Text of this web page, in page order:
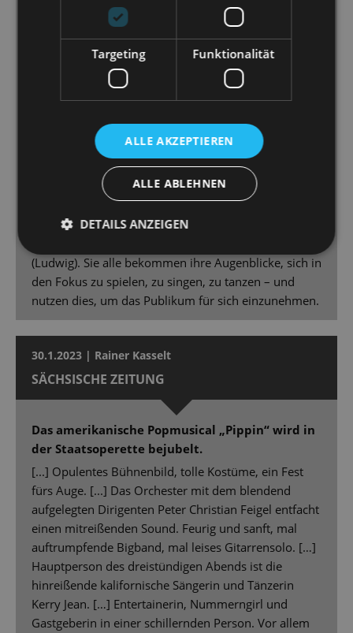
kann sich aber auch zurücknehmen. […]
Mit Gero Wendorff hat das Ensemble einen Tenor in
seinen Reihen, der die gesanglichen Hürden der
Titelfigur mühelos nimmt. Sein Traum vom Himmel
„A Corner of the Sky“ – klassischer Musical-I-Want-
unheimlicher Präzision, mal hämmernd, mal
streichelnd, setzt Gast Kerry Jean jeden Tanzschritt
auf den Bühnenboden, ohne an stimmlicher Kraft zu
verlieren. […] Auch die Nebenrollen sind formidabel
ausgefüllt mit Marcus Günzel (Karl der Große) und
Silke Richter (Fastrada), Bettina Weichert (Bertha),
(Ludwig). Sie alle bekommen ihre Augenblicke, sich in
den Fokus zu spielen, zu singen, zu tanzen – und
nutzen dies, um das Publikum für sich einzunehmen.
30.1.2023 | Rainer Kasselt
SÄCHSISCHE ZEITUNG
Das amerikanische Popmusical „Pippin“ wird in
der Staatsoperette bejubelt.
[...] Opulentes Bühnenbild, tolle Kostüme, ein Fest
fürs Auge. [...] Das Orchester mit dem blendend
aufgelegten Dirigenten Peter Christian Feigel entfacht
einen mitreißenden Sound. Feurig und sanft, mal
auftrumpfende Bigband, mal leises Gitarrensolo. […]
Hauptperson des dreistündigen Abends ist die
hinreißende kalifornische Sängerin und Tänzerin
Kerry Jean. […] Entertainerin, Nummerngirl und
Gastgeberin in einer schillernden Person. Vor allem
Targeting Funktionalität
ALLE AKZEPTIEREN
ALLE ABLEHNEN
DETAILS ANZEIGEN